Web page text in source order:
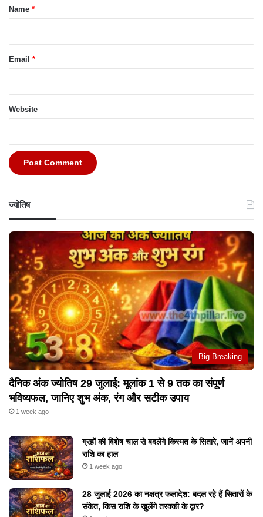
*Name *
Email *
Website
ज्योतिष
Big Breaking
दैनिक अंक ज्योतिष 29 जुलाई: मूलांक 1 से 9 तक का संपूर्ण
भविष्यफल, जानिए शुभ अंक, रंग और सटीक उपाय
1 week ago
ग्रहों की विशेष चाल से बदलेंगे किस्मत के सितारे, जानें अपनी
राशि का हाल
1 week ago
28 जुलाई 2026 का नक्षत्र फलादेश: बदल रहे हैं सितारों के
संकेत, किस राशि के खुलेंगे तरक्की के द्वार?